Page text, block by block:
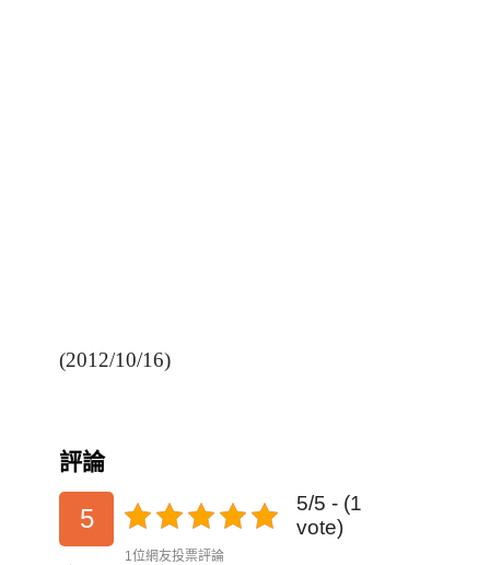
(2012/10/16)
評論
5
5/5 - (1
vote)
1位網友投票評論